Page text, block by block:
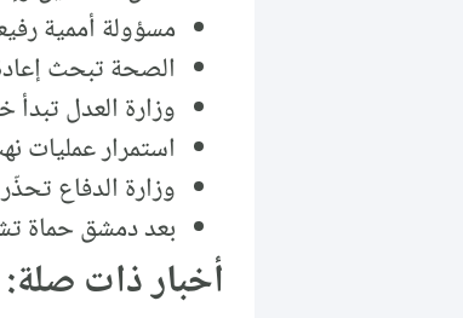
مسؤولة أممية
الصحة تبحث
وزارة العدل
استمرار عمليات
وزارة الدفاع
بعد دمشق حماة
أخبار ذات صلة: